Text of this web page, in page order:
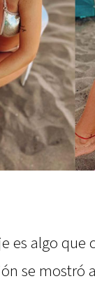
es algo que
se mostró